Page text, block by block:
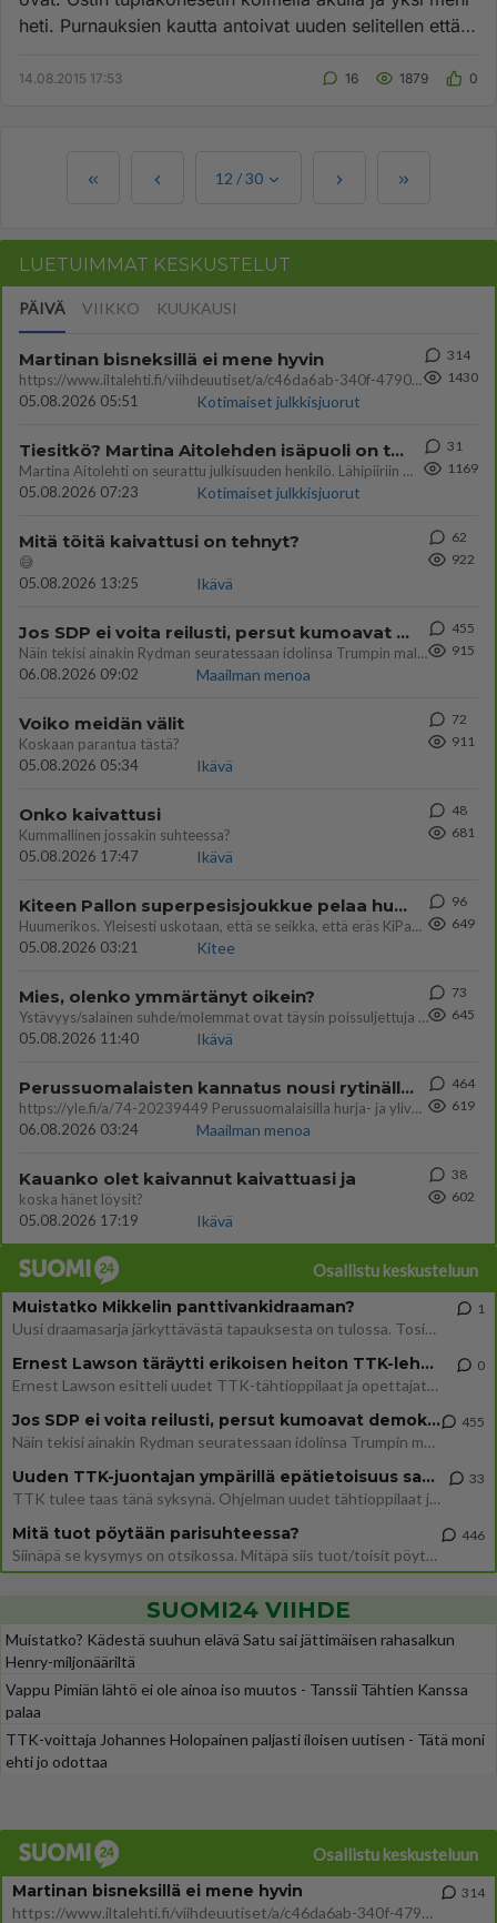
heti. Purnauksien kautta antoivat uuden selitellen että
14.08.2015 17:53 16 1879 0
12 /30
LUETUIMMAT KESKUSTELUT
PÄIVÄ VIIKKO KUUKAUSI
Martinan bisneksillä ei mene hyvin
https://www.iltalehti.fi/viihdeuutiset/a/c46da6ab-340f-4790-aaa7-0865eed2336 Yrityksen konkurssihakemus on tullut kärä
05.08.2026 05:51
Kotimaiset julkkisjuorut
314
1430
Tiesitkö? Martina Aitolehden isäpuoli on tämä suosittu laulaja
Martina Aitolehti on seurattu julkisuuden henkilö. Lähipiiriin mahtuu muitakin tunnettuja henkilöitä. Tiesitkö, että Ma
05.08.2026 07:23
Kotimaiset julkkisjuorut
31
1169
Mitä töitä kaivattusi on tehnyt?
😅
05.08.2026 13:25
Ikävä
62
922
Jos SDP ei voita reilusti, persut kumoavat demokratian Suomesta
Näin tekisi ainakin Rydman seuratessaan idolinsa Trumpin mallia https://www.is.fi/politiikka/art-2000012187244.html
06.08.2026 09:02
Maailman menoa
455
915
Voiko meidän välit
Koskaan parantua tästä?
05.08.2026 05:34
Ikävä
72
911
Onko kaivattusi
Kummallinen jossakin suhteessa?
05.08.2026 17:47
Ikävä
48
681
Kiteen Pallon superpesisjoukkue pelaa huumeiden vaikutuksen alaisena
Huumerikos. Yleisesti uskotaan, että se seikka, että eräs KiPan pelaaja kärähtää huumeista, on vain jäävuoren huippu. M
05.08.2026 03:21
Kitee
96
649
Mies, olenko ymmärtänyt oikein?
Ystävyys/salainen suhde/molemmat ovat täysin poissuljettuja asioita? Nainen
05.08.2026 11:40
Ikävä
73
645
Perussuomalaisten kannatus nousi rytinällä Ylen tänään julkaisemassa tuoreimmassa gallup-kyselyssä.
https://yle.fi/a/74-20239449 Perussuomalaisilla hurja- ja ylivoimaisesti suurin nousu tässä uudessa Ylen gallupissa. Kyl
06.08.2026 03:24
Maailman menoa
464
619
Kauanko olet kaivannut kaivattuasi ja
koska hänet löysit?
05.08.2026 17:19
Ikävä
38
602
Osallistu keskusteluun
Muistatko Mikkelin panttivankidraaman?
Uusi draamasarja järkyttävästä tapauksesta on tulossa. Tositapahtumiin perustuva sarja ammentaa vuoden 1986 Mikkelin pan
1
Ernest Lawson täräytti erikoisen heiton TTK-lehdistötilaisuudessa: " Onko tässä tarkoituksena...?"
Ernest Lawson esitteli uudet TTK-tähtioppilaat ja opettajat torstaina 6.8. lehdistölle. Tulevalla kaudella on yksi hausk
0
Jos SDP ei voita reilusti, persut kumoavat demokratian Suomesta
Näin tekisi ainakin Rydman seuratessaan idolinsa Trumpin mallia https://www.is.fi/politiikka/art-2000012187244.html
455
Uuden TTK-juontajan ympärillä epätietoisuus sakenee - Nyt MTV hämmentää soppaa
TTK tulee taas tänä syksynä. Ohjelman uudet tähtioppilaat julkistetaan torstaina 6. elokuuta klo 14 alkavassa lehdistö
33
Mitä tuot pöytään parisuhteessa?
Siinäpä se kysymys on otsikossa. Mitäpä siis tuot/toisit pöytään parisuhteessa? Oletko mies vai nainen? Koetko sen mitä
446
SUOMI24 VIIHDE
Muistatko? Kädestä suuhun elävä Satu sai jättimäisen rahasalkun
Henry-miljonääriltä
Vappu Pimiän lähtö ei ole ainoa iso muutos - Tanssii Tähtien Kanssa
palaa
TTK-voittaja Johannes Holopainen paljasti iloisen uutisen - Tätä moni
ehti jo odottaa
Osallistu keskusteluun
Martinan bisneksillä ei mene hyvin
https://www.iltalehti.fi/viihdeuutiset/a/c46da6ab-340f-4790-aaa7-0865eed2336 Yrityksen konkurssihakemus on tullut kärä
314